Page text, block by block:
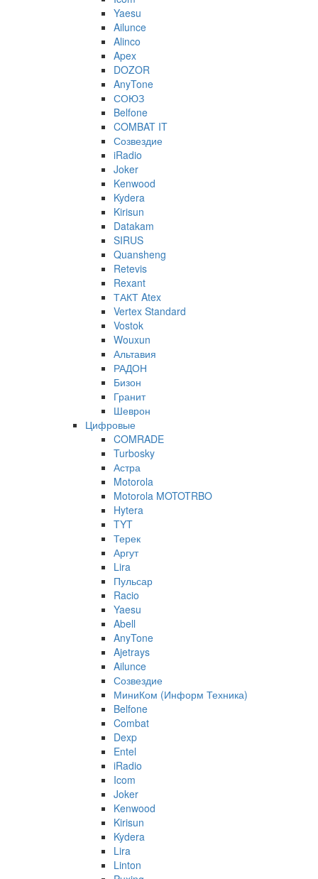
Yaesu
Ailunce
Alinco
Apex
DOZOR
AnyTone
СОЮЗ
Belfone
COMBAT IT
Созвездие
iRadio
Joker
Kenwood
Kydera
Kirisun
Datakam
SIRUS
Quansheng
Retevis
Rexant
ТАКТ Atex
Vertex Standard
Vostok
Wouxun
Альтавия
РАДОН
Бизон
Гранит
Шеврон
Цифровые
COMRADE
Turbosky
Астра
Motorola
Motorola MOTOTRBO
Hytera
TYT
Терек
Аргут
Lira
Пульсар
Racio
Yaesu
Abell
AnyTone
Ajetrays
Ailunce
Созвездие
МиниКом (Информ Техника)
Belfone
Combat
Dexp
Entel
iRadio
Icom
Joker
Kenwood
Kirisun
Kydera
Lira
Linton